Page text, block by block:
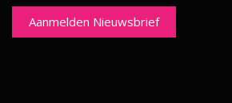
Aanmelden Nieuwsbrief